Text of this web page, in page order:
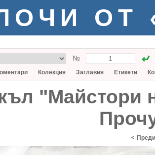
ОТ
№
Колекция Заглавия Етикети
"Майстори
«